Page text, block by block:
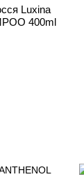
Luxina
400ml